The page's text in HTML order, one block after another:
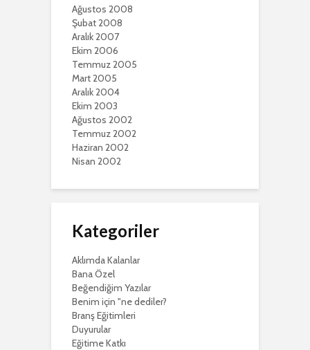
Ağustos 2008
Şubat 2008
Aralık 2007
Ekim 2006
Temmuz 2005
Mart 2005
Aralık 2004
Ekim 2003
Ağustos 2002
Temmuz 2002
Haziran 2002
Nisan 2002
Kategoriler
Aklımda Kalanlar
Bana Özel
Beğendiğim Yazılar
Benim için "ne dediler?
Branş Eğitimleri
Duyurular
Eğitime Katkı